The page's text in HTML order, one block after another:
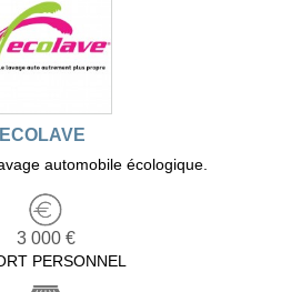
ECOLAVE
automobile écologique.
3 000 €
PERSONNEL